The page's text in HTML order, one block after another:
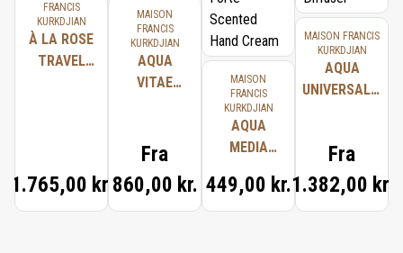
FRANCIS
KURKDJIAN
À LA ROSE
TRAVEL
1.765,00 kr.
MAISON
FRANCIS
KURKDJIAN
AQUA
VITAE
Fra
860,00 kr.
MAISON
FRANCIS
KURKDJIAN
AQUA
MEDIA
FORTE
SCENTED
449,00 kr.
MAISON FRANCIS
KURKDJIAN
AQUA
UNIVERSALIS
Fra
1.382,00 kr.